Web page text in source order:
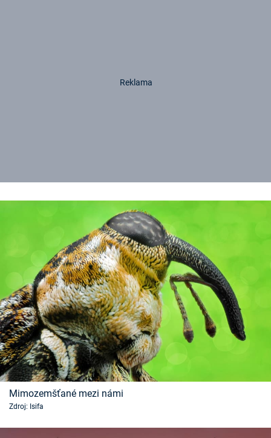
Mimozemšťané mezi námi
Zdroj: Isifa